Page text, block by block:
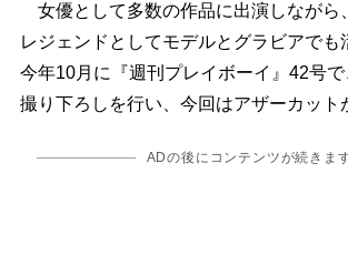
女優として多数の作品に出演しながら
レジェンドとしてモデルとグラビアでも
今年10月に『週刊プレイボーイ』42号
撮り下ろしを行い、今回はアザーカット
ADの後にコンテンツが続きま